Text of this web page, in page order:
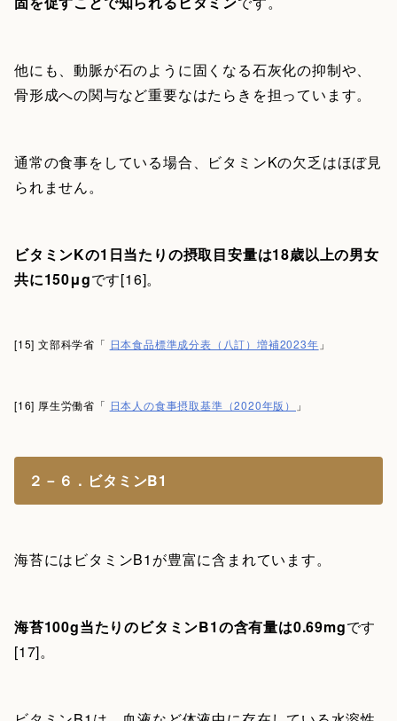
他にも、動脈が石のように固くなる石灰化の抑制や、
骨形成への関与など重要なはたらきを担っています。
通常の食事をしている場合、ビタミンKの欠乏はほぼ見
られません。
ビタミンKの1日当たりの摂取目安量は18歳以上の男女
共に150μgです[16]。
[15] 文部科学省「 日本食品標準成分表（八訂）増補2023年 」
[16] 厚生労働省「 日本人の食事摂取基準（2020年版） 」
２－６．ビタミンB1
海苔にはビタミンB1が豊富に含まれています。
海苔100g当たりのビタミンB1の含有量は0.69mgです
[17]。